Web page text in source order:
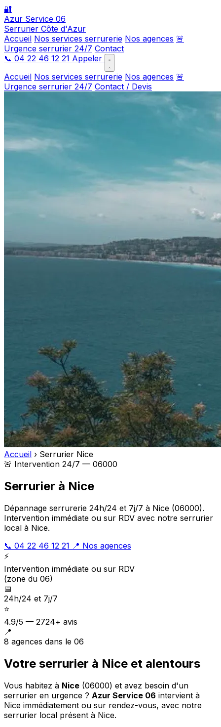
🔐
Azur Service 06
Serrurier Côte d'Azur
Accueil Nos services serrurerie Nos agences 🚨
Urgence serrurier 24/7 Contact
📞 04 22 46 12 21 Appeler
Accueil Nos services serrurerie Nos agences 🚨
Urgence serrurier 24/7 Contact / Devis
Accueil › Serrurier Nice
🚨 Intervention 24/7 — 06000
Serrurier à Nice
Dépannage serrurerie 24h/24 et 7j/7 à Nice (06000).
Intervention immédiate ou sur RDV avec notre serrurier
local à Nice.
📞 04 22 46 12 21 📍 Nos agences
⚡
Intervention immédiate ou sur RDV
(zone du 06)
📅
24h/24 et 7j/7
⭐
4.9/5 — 2724+ avis
📍
8 agences dans le 06
Votre serrurier à Nice et alentours
Vous habitez à Nice (06000) et avez besoin d'un
serrurier en urgence ? Azur Service 06 intervient à
Nice immédiatement ou sur rendez-vous, avec notre
serrurier local présent à Nice.